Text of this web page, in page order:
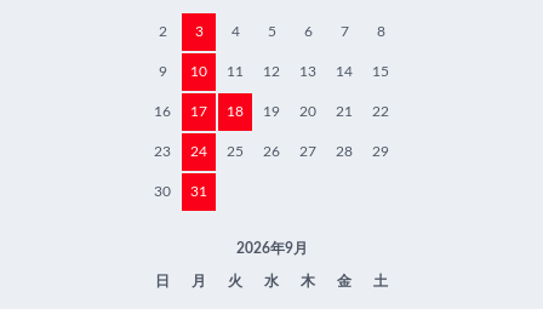
2 3 4 5 6 7 8
9 10 11 12 13 14 15
16 17 18 19 20 21 22
23 24 25 26 27 28 29
30 31
2026年9月
日 月 火 水 木 金 土